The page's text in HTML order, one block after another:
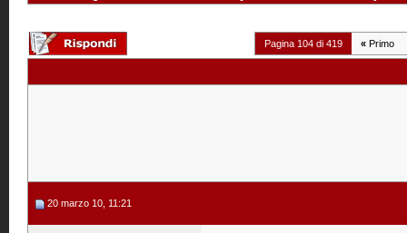
Pagina 104 di 419 « Primo
20 marzo 10, 11:21